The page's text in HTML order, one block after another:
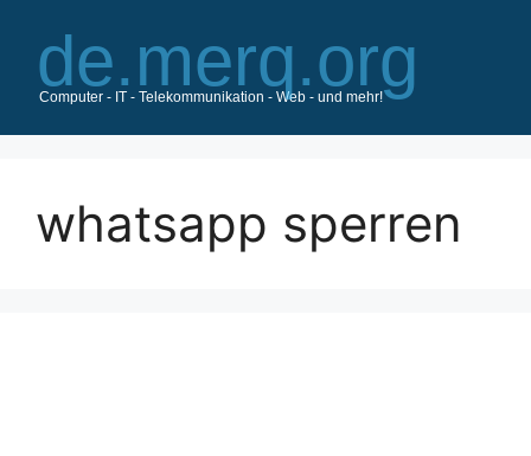
Inhalt
springen
whatsapp sperren